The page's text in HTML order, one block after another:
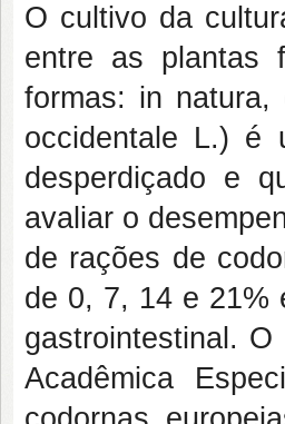
O cultivo da
entre as plantas
formas: in natura,
occidentale L.) é
desperdiçado e
avaliar o
de rações de
de 0, 7, 14 e 21%
gastrointestinal.
Acadêmica